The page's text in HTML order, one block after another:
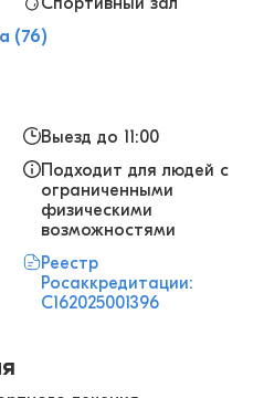
(76)
Выезд до 11:00
Подходит для людей с
ограниченными
физическими
возможностями
Реестр
Росаккредитации:
С162025001396